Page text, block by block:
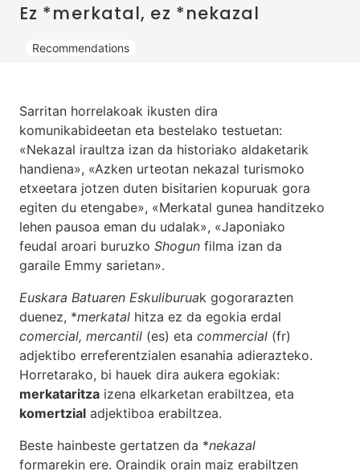
Ez *merkatal, ez *nekazal
Recommendations
Sarritan horrelakoak ikusten dira
komunikabideetan eta bestelako testuetan:
«Nekazal iraultza izan da historiako aldaketarik
handiena», «Azken urteotan nekazal turismoko
etxeetara jotzen duten bisitarien kopuruak gora
egiten du etengabe», «Merkatal gunea handitzeko
lehen pausoa eman du udalak», «Japoniako
feudal aroari buruzko Shogun filma izan da
garaile Emmy sarietan».
Euskara Batuaren Eskuliburuak gogorarazten
duenez, *merkatal hitza ez da egokia erdal
comercial, mercantil (es) eta commercial (fr)
adjektibo erreferentzialen esanahia adierazteko.
Horretarako, bi hauek dira aukera egokiak:
merkataritza izena elkarketan erabiltzea, eta
komertzial adjektiboa erabiltzea.
Beste hainbeste gertatzen da *nekazal
formarekin ere. Oraindik orain maiz erabiltzen